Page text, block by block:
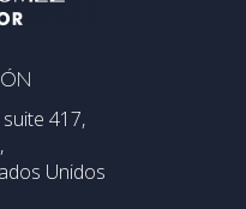
417,
Unidos